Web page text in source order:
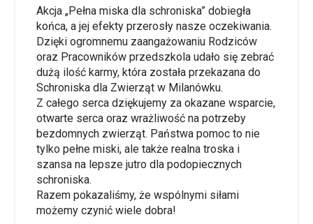
Akcja „Pełna miska dla schroniska” dobiegła
końca, a jej efekty przerosły nasze oczekiwania.
Dzięki ogromnemu zaangażowaniu Rodziców
oraz Pracowników przedszkola udało się zebrać
dużą ilość karmy, która została przekazana do
Schroniska dla Zwierząt w Milanówku.
Z całego serca dziękujemy za okazane wsparcie,
otwarte serca oraz wrażliwość na potrzeby
bezdomnych zwierząt. Państwa pomoc to nie
tylko pełne miski, ale także realna troska i
szansa na lepsze jutro dla podopiecznych
schroniska.
Razem pokazaliśmy, że wspólnymi siłami
możemy czynić wiele dobra!